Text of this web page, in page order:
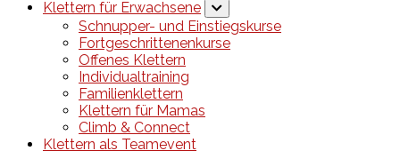
Klettern für Erwachsene
Schnupper- und Einstiegskurse
Fortgeschrittenenkurse
Offenes Klettern
Individualtraining
Familienklettern
Klettern für Mamas
Climb & Connect
Klettern als Teamevent